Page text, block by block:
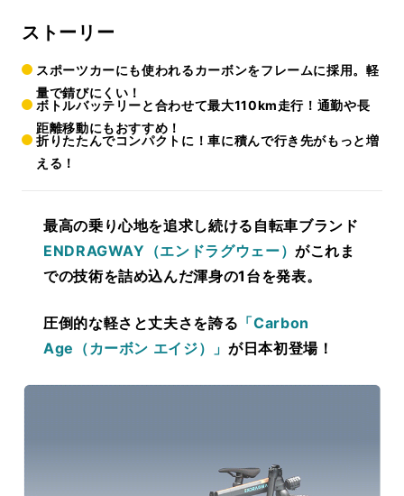
ストーリー
スポーツカーにも使われるカーボンをフレームに採用。軽
量で錆びにくい！
ボトルバッテリーと合わせて最大110km走行！通勤や長
距離移動にもおすすめ！
折りたたんでコンパクトに！車に積んで行き先がもっと増
える！
最高の乗り心地を追求し続ける自転車ブランド
ENDRAGWAY（エンドラグウェー）がこれま
での技術を詰め込んだ渾身の1台を発表。
圧倒的な軽さと丈夫さを誇る 「Carbon
Age（カーボン エイジ）」 が日本初登場！